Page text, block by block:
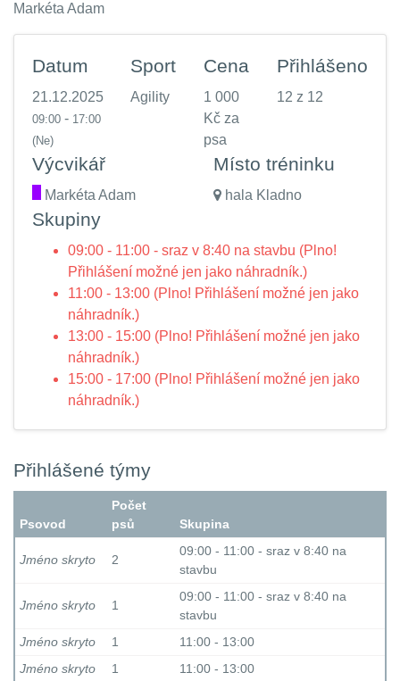
Markéta Adam
Datum
21.12.2025
09:00 - 17:00
(Ne)
Sport
Agility
Cena
1 000
Kč za
psa
Přihlášeno
12 z 12
Výcvikář
Markéta Adam
Místo tréninku
hala Kladno
Skupiny
09:00 - 11:00 - sraz v 8:40 na stavbu (Plno!
Přihlášení možné jen jako náhradník.)
11:00 - 13:00 (Plno! Přihlášení možné jen jako
náhradník.)
13:00 - 15:00 (Plno! Přihlášení možné jen jako
náhradník.)
15:00 - 17:00 (Plno! Přihlášení možné jen jako
náhradník.)
Přihlášené týmy
Psovod
Počet
psů
Skupina
Jméno skryto 2
09:00 - 11:00 - sraz v 8:40 na
stavbu
Jméno skryto 1
09:00 - 11:00 - sraz v 8:40 na
stavbu
Jméno skryto
1
11:00 - 13:00
Jméno skryto
1
11:00 - 13:00